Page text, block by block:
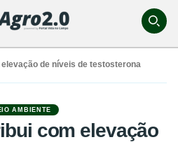
de níveis de testosterona
AMBIENTE
com elevação